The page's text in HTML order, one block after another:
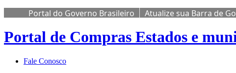
Portal do Governo Brasileiro Atualize sua Barra de
Portal de Compras Estados e
Fale Conosco